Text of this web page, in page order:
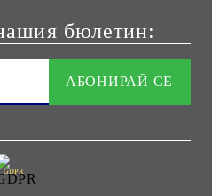
бюлетин:
GDPR